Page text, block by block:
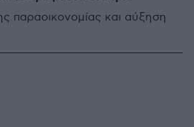
παραοικονομίας και αύξηση